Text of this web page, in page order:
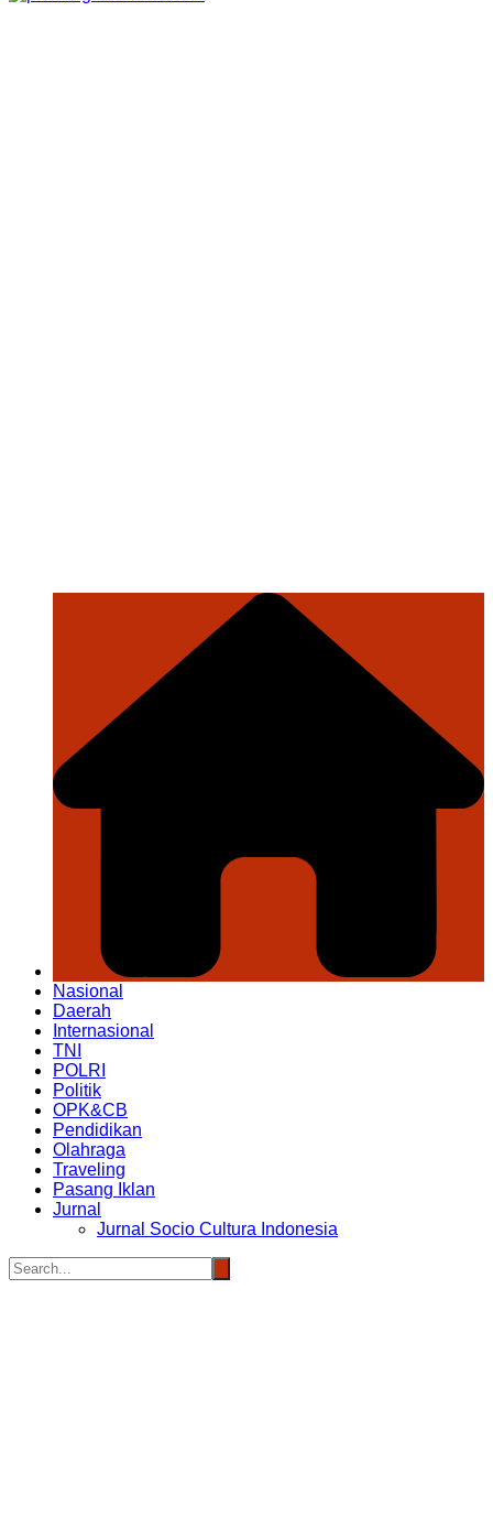
Nasional
Daerah
Internasional
TNI
POLRI
Politik
OPK&CB
Pendidikan
Olahraga
Traveling
Pasang Iklan
Jurnal
Jurnal Socio Cultura Indonesia